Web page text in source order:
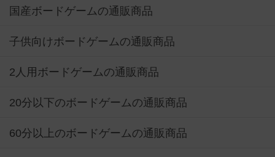
国産ボードゲームの通販商品
子供向けボードゲームの通販商品
2人用ボードゲームの通販商品
20分以下のボードゲームの通販商品
60分以上のボードゲームの通販商品